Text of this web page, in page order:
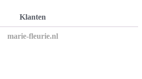
Klanten
marie-fleurie.nl